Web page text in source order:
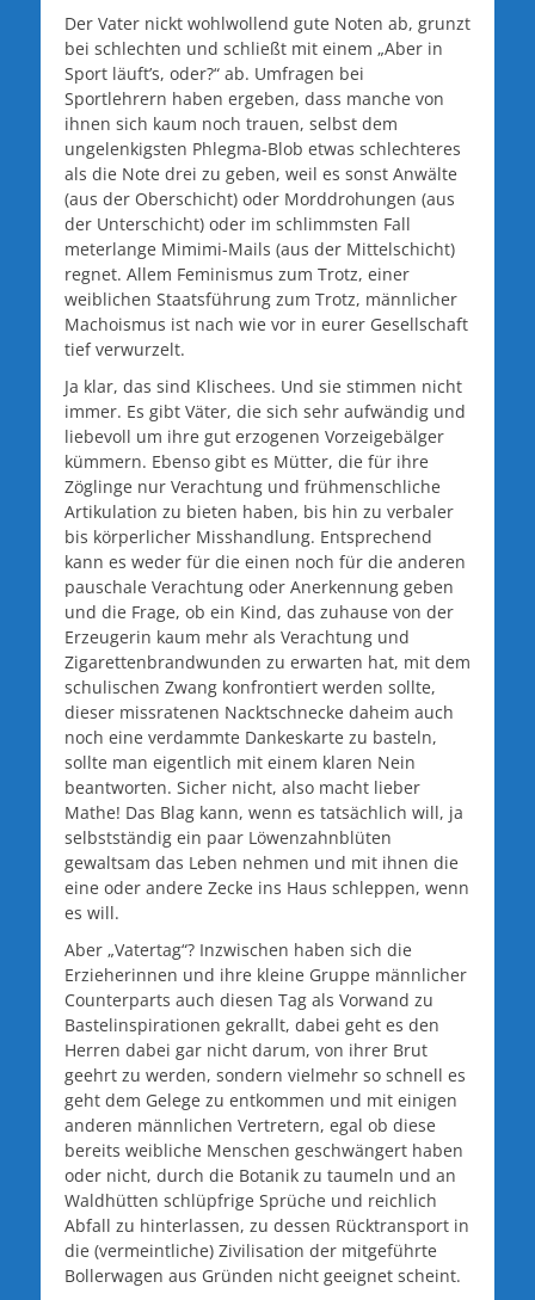
Der Vater nickt wohlwollend gute Noten ab, grunzt
bei schlechten und schließt mit einem „Aber in
Sport läuft’s, oder?“ ab. Umfragen bei
Sportlehrern haben ergeben, dass manche von
ihnen sich kaum noch trauen, selbst dem
ungelenkigsten Phlegma-Blob etwas schlechteres
als die Note drei zu geben, weil es sonst Anwälte
(aus der Oberschicht) oder Morddrohungen (aus
der Unterschicht) oder im schlimmsten Fall
meterlange Mimimi-Mails (aus der Mittelschicht)
regnet. Allem Feminismus zum Trotz, einer
weiblichen Staatsführung zum Trotz, männlicher
Machoismus ist nach wie vor in eurer Gesellschaft
tief verwurzelt.
Ja klar, das sind Klischees. Und sie stimmen nicht
immer. Es gibt Väter, die sich sehr aufwändig und
liebevoll um ihre gut erzogenen Vorzeigebälger
kümmern. Ebenso gibt es Mütter, die für ihre
Zöglinge nur Verachtung und frühmenschliche
Artikulation zu bieten haben, bis hin zu verbaler
bis körperlicher Misshandlung. Entsprechend
kann es weder für die einen noch für die anderen
pauschale Verachtung oder Anerkennung geben
und die Frage, ob ein Kind, das zuhause von der
Erzeugerin kaum mehr als Verachtung und
Zigarettenbrandwunden zu erwarten hat, mit dem
schulischen Zwang konfrontiert werden sollte,
dieser missratenen Nacktschnecke daheim auch
noch eine verdammte Dankeskarte zu basteln,
sollte man eigentlich mit einem klaren Nein
beantworten. Sicher nicht, also macht lieber
Mathe! Das Blag kann, wenn es tatsächlich will, ja
selbstständig ein paar Löwenzahnblüten
gewaltsam das Leben nehmen und mit ihnen die
eine oder andere Zecke ins Haus schleppen, wenn
es will.
Aber „Vatertag“? Inzwischen haben sich die
Erzieherinnen und ihre kleine Gruppe männlicher
Counterparts auch diesen Tag als Vorwand zu
Bastelinspirationen gekrallt, dabei geht es den
Herren dabei gar nicht darum, von ihrer Brut
geehrt zu werden, sondern vielmehr so schnell es
geht dem Gelege zu entkommen und mit einigen
anderen männlichen Vertretern, egal ob diese
bereits weibliche Menschen geschwängert haben
oder nicht, durch die Botanik zu taumeln und an
Waldhütten schlüpfrige Sprüche und reichlich
Abfall zu hinterlassen, zu dessen Rücktransport in
die (vermeintliche) Zivilisation der mitgeführte
Bollerwagen aus Gründen nicht geeignet scheint.